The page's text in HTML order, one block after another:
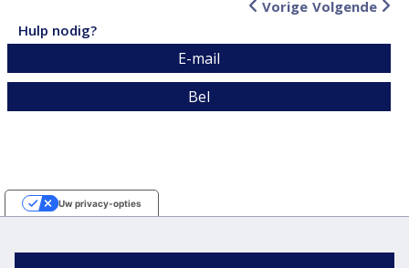
4
4
Vorige Volgende
Hulp nodig?
E-mail
Bel
Uw privacy-opties